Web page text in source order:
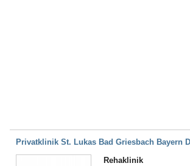
Privatklinik St. Lukas Bad Griesbach Bayern
Rehaklinik